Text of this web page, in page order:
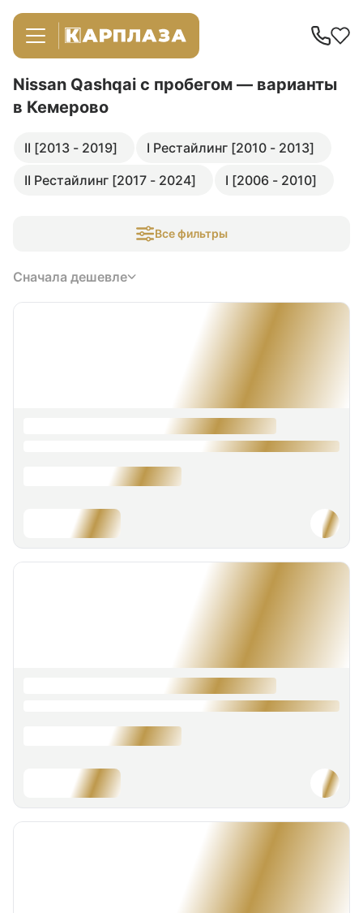
Nissan Qashqai с пробегом — варианты
в Кемерово
II [2013 - 2019]
I Рестайлинг [2010 - 2013]
II Рестайлинг [2017 - 2024]
I [2006 - 2010]
Все фильтры
Сначала дешевле